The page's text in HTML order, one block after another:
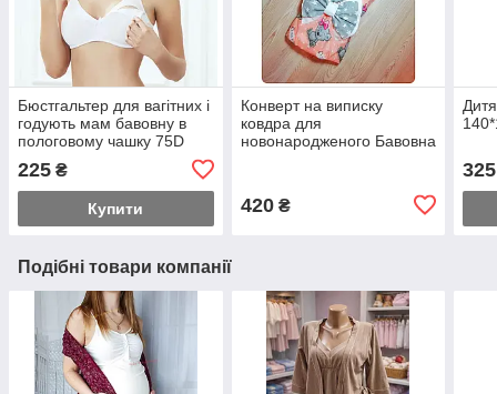
Бюстгальтер для вагітних і
годують мам бавовну в
пологовому чашку 75D
225 ₴
Купити
Конверт на виписку
ковдра для
новонародженого Бавовна
420₴
325
Подібні товари компанії